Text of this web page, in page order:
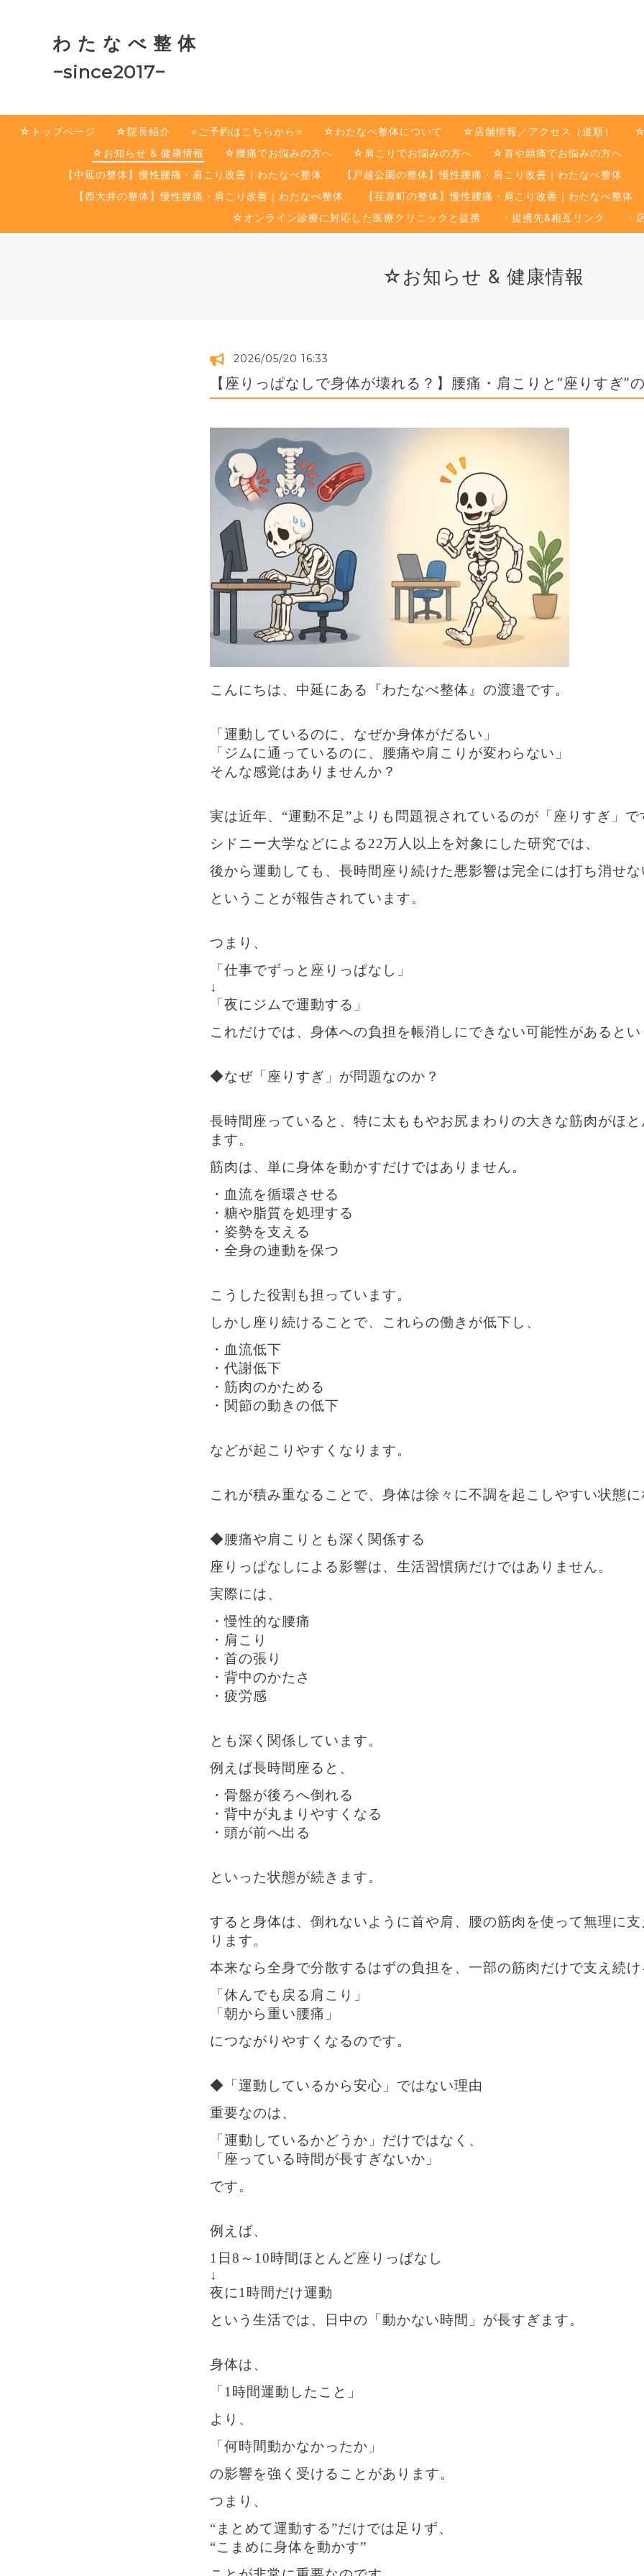
わ た な べ 整 体
−since2017−
☆トップページ ☆院長紹介 ⭐️ご予約はこちらから⭐️ ☆わたなべ整体について ☆店舗情報／アクセス（道順）
☆
☆お知らせ & 健康情報
☆腰痛でお悩みの方へ ☆肩こりでお悩みの方へ ☆首や頭痛でお悩みの方へ
【中延の整体】慢性腰痛・肩こり改善｜わたなべ整体
【戸越公園の整体】慢性腰痛・肩こり改善｜わたなべ整体
【西大井の整体】慢性腰痛・肩こり改善｜わたなべ整体
【荏原町の整体】慢性腰痛・肩こり改善｜わたなべ整体
☆オンライン診療に対応した医療クリニックと提携
・提携先&相互リンク ・
☆お知らせ & 健康情報
2026/05/20 16:33
【座りっぱなしで身体が壊れる？】腰痛・肩こりと“座りすぎ”
こんにちは、中延にある『わたなべ整体』の渡邉です。
「運動しているのに、なぜか身体がだるい」
「ジムに通っているのに、腰痛や肩こりが変わらない」
そんな感覚はありませんか？
実は近年、“運動不足”よりも問題視されているのが「座りすぎ」で
シドニー大学などによる22万人以上を対象にした研究では、
後から運動しても、長時間座り続けた悪影響は完全には打ち消せな
ということが報告されています。
つまり、
「仕事でずっと座りっぱなし」
↓
「夜にジムで運動する」
これだけでは、身体への負担を帳消しにできない可能性があると
◆なぜ「座りすぎ」が問題なのか？
長時間座っていると、特に太ももやお尻まわりの大きな筋肉がほ
ます。
筋肉は、単に身体を動かすだけではありません。
・血流を循環させる
・糖や脂質を処理する
・姿勢を支える
・全身の連動を保つ
こうした役割も担っています。
しかし座り続けることで、これらの働きが低下し、
・血流低下
・代謝低下
・筋肉のかためる
・関節の動きの低下
などが起こりやすくなります。
これが積み重なることで、身体は徐々に不調を起こしやすい状態
◆腰痛や肩こりとも深く関係する
座りっぱなしによる影響は、生活習慣病だけではありません。
実際には、
・慢性的な腰痛
・肩こり
・首の張り
・背中のかたさ
・疲労感
とも深く関係しています。
例えば長時間座ると、
・骨盤が後ろへ倒れる
・背中が丸まりやすくなる
・頭が前へ出る
といった状態が続きます。
すると身体は、倒れないように首や肩、腰の筋肉を使って無理に
ります。
本来なら全身で分散するはずの負担を、一部の筋肉だけで支え続
「休んでも戻る肩こり」
「朝から重い腰痛」
につながりやすくなるのです。
◆「運動しているから安心」ではない理由
重要なのは、
「運動しているかどうか」だけではなく、
「座っている時間が長すぎないか」
です。
例えば、
1日8～10時間ほとんど座りっぱなし
↓
夜に1時間だけ運動
という生活では、日中の「動かない時間」が長すぎます。
身体は、
「1時間運動したこと」
より、
「何時間動かなかったか」
の影響を強く受けることがあります。
つまり、
“まとめて運動する”だけでは足りず、
“こまめに身体を動かす”